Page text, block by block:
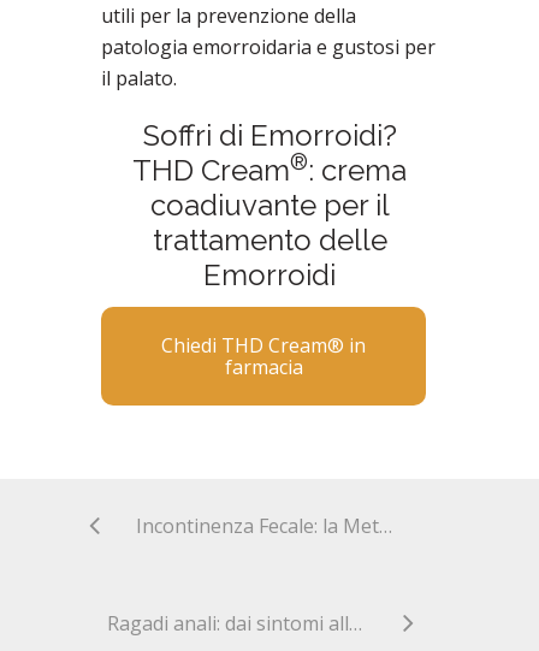
utili per la prevenzione della
patologia emorroidaria e gustosi per
il palato.
Soffri di Emorroidi?
THD Cream®: crema
coadiuvante per il
trattamento delle
Emorroidi
Chiedi THD Cream® in
farmacia
Incontinenza Fecale: la Metodica THD GateKeeper descritta dal prof. Ratto a Uno Mattina
Ragadi anali: dai sintomi alla cura